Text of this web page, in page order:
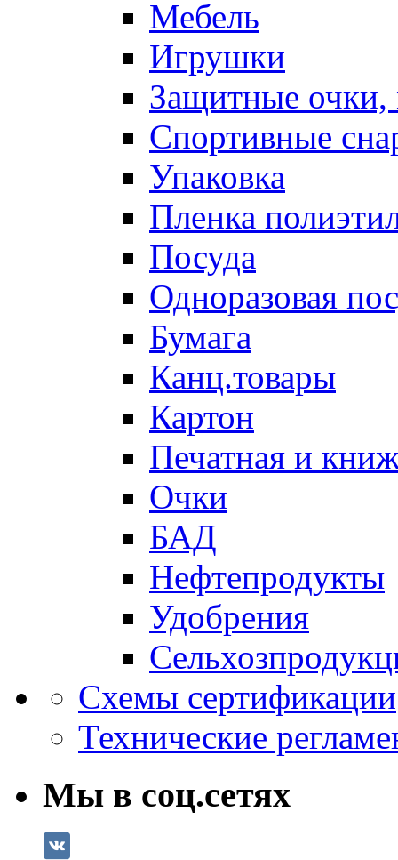
Мебель
Игрушки
Защитные очки,
Спортивные
Упаковка
Пленка
Посуда
Одноразовая
Бумага
Канц.товары
Картон
Печатная и
Очки
БАД
Нефтепродукты
Удобрения
Схемы сертификации
Технические
Мы в соц.сетях